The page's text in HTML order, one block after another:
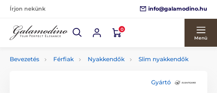
Írjon nekünk info@galamodino.hu
0
Menü
Bevezetés Férfiak Nyakkendők Slim nyakkendők
Gyártó